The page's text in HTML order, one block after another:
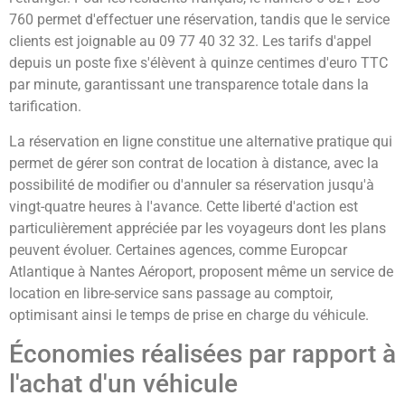
760 permet d'effectuer une réservation, tandis que le service
clients est joignable au 09 77 40 32 32. Les tarifs d'appel
depuis un poste fixe s'élèvent à quinze centimes d'euro TTC
par minute, garantissant une transparence totale dans la
tarification.
La réservation en ligne constitue une alternative pratique qui
permet de gérer son contrat de location à distance, avec la
possibilité de modifier ou d'annuler sa réservation jusqu'à
vingt-quatre heures à l'avance. Cette liberté d'action est
particulièrement appréciée par les voyageurs dont les plans
peuvent évoluer. Certaines agences, comme Europcar
Atlantique à Nantes Aéroport, proposent même un service de
location en libre-service sans passage au comptoir,
optimisant ainsi le temps de prise en charge du véhicule.
Économies réalisées par rapport à
l'achat d'un véhicule